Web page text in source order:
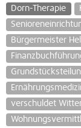
Dorn-Therapie
Bürgermeister
verschuldet